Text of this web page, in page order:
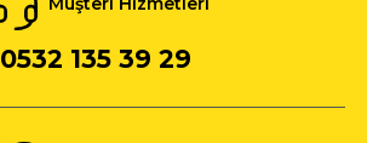
0532 135 39 29